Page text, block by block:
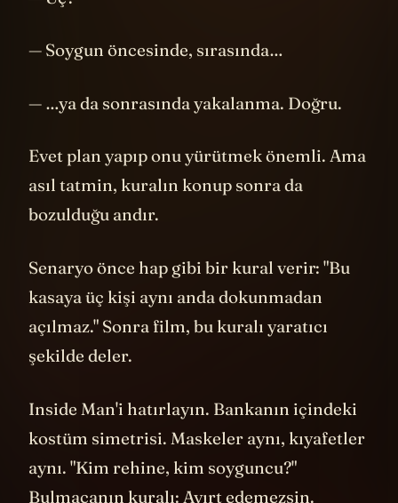
Evet plan yapıp onu yürütmek önemli. Ama
asıl tatmin, kuralın konup sonra da
Senaryo önce hap gibi bir kural verir: "Bu
kasaya üç kişi aynı anda dokunmadan
açılmaz." Sonra film, bu kuralı yaratıcı
Inside Man'i hatırlayın. Bankanın içindeki
kostüm simetrisi. Maskeler aynı, kıyafetler
aynı. "Kim rehine, kim soyguncu?"